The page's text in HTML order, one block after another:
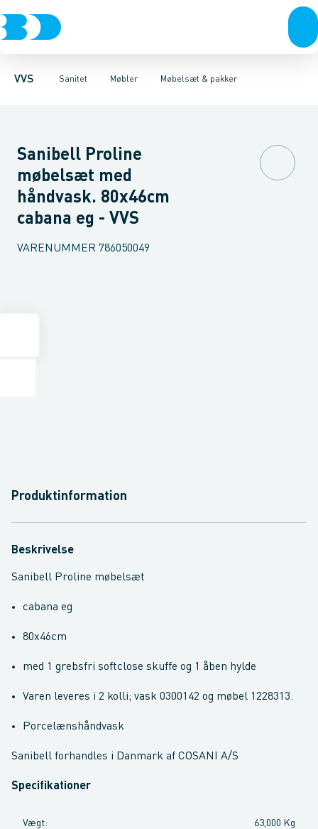
VVS Sanitet
Rør & fittingsPressfittings & rørKuglehaner & ventiler
Møbler
Toiletter, sæder og cisterner VaskeArmaturer
Møbelsæt & pakker
Møbelsæt & pakkerUnderskabeHøjskabeOverskabe
Sanibell Proline
møbelsæt med
håndvask. 80x46cm
cabana eg - VVS
VARENUMMER 786050049
Produktinformation
Beskrivelse
Sanibell Proline møbelsæt
cabana eg
80x46cm
med 1 grebsfri softclose skuffe og 1 åben hylde
Varen leveres i 2 kolli; vask 0300142 og møbel 1228313.
Porcelænshåndvask
Sanibell forhandles i Danmark af COSANI A/S
Specifikationer
Vægt: 63,000 Kg